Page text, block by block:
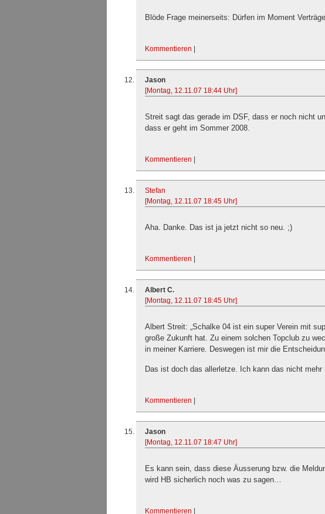
Blöde Frage meinerseits: Dürfen im Moment
Kommentieren
Jason
[Montag, 12.11.07 18:44 Uhr]
Streit sagt das gerade im DSF, dass er noch nicht
dass er geht im Sommer 2008.
Kommentieren
Stefan
[Montag, 12.11.07 18:45 Uhr]
Aha. Danke. Das ist ja jetzt nicht so neu. ;)
Kommentieren
Albert C.
[Montag, 12.11.07 18:45 Uhr]
Albert Streit: „Schalke 04 ist ein super Verein mit
große Zukunft hat. Zu einem solchen Topclub zu
in meiner Karriere. Deswegen ist mir die
Das ist doch das allerletze. Ich kann das nicht
Kommentieren
Jason
[Montag, 12.11.07 18:47 Uhr]
Es kann sein, dass diese Äusserung bzw. die
wird HB sicherlich noch was zu sagen…
Kommentieren